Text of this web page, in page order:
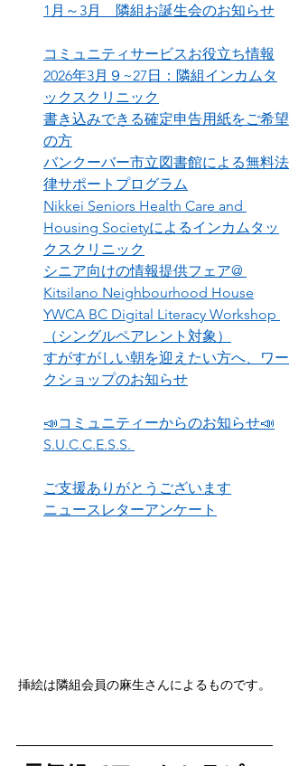
1月～3月　隣組お誕生会のお知らせ
コミュニティサービスお役立ち情報
2026年3月９~27日：隣組インカムタ
ックスクリニック
書き込みできる確定申告用紙をご希望
の方
バンクーバー市立図書館による無料法
律サポートプログラム
Nikkei Seniors Health Care and
Housing Societyによるインカムタッ
クスクリニック
シニア向けの情報提供フェア@
Kitsilano Neighbourhood House
YWCA BC Digital Literacy Workshop
（シングルペアレント対象）
すがすがしい朝を迎えたい方へ、ワー
クショップのお知らせ
📣コミュニティーからのお知らせ📣
S.U.C.C.E.S.S.
ご支援ありがとうございます
ニュースレターアンケート
挿絵は隣組会員の麻生さんによるものです。